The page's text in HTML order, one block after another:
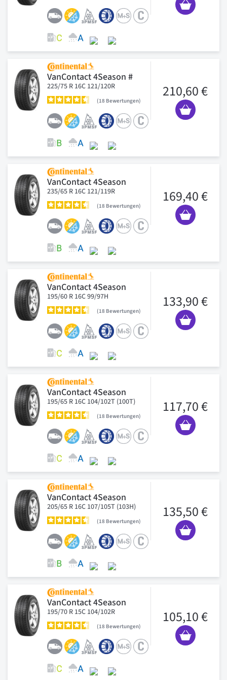
VanContact 4Season #
225/75 R 16C 121/120R
18 Bewertungen
210,60 €
VanContact 4Season
235/65 R 16C 121/119R
18 Bewertungen
169,40 €
VanContact 4Season
195/60 R 16C 99/97H
18 Bewertungen
133,90 €
VanContact 4Season
195/65 R 16C 104/102T (100T)
18 Bewertungen
117,70 €
VanContact 4Season
205/65 R 16C 107/105T (103H)
18 Bewertungen
135,50 €
VanContact 4Season
195/70 R 15C 104/102R
18 Bewertungen
105,10 €